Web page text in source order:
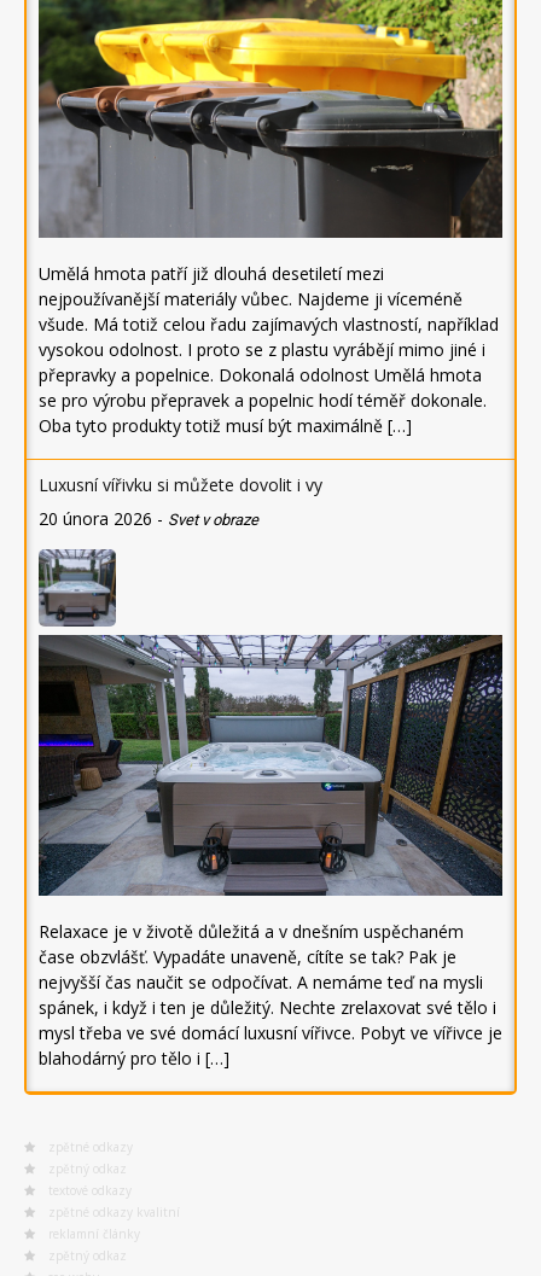
Umělá hmota patří již dlouhá desetiletí mezi
nejpoužívanější materiály vůbec. Najdeme ji víceméně
všude. Má totiž celou řadu zajímavých vlastností, například
vysokou odolnost. I proto se z plastu vyrábějí mimo jiné i
přepravky a popelnice. Dokonalá odolnost Umělá hmota
se pro výrobu přepravek a popelnic hodí téměř dokonale.
Oba tyto produkty totiž musí být maximálně […]
Luxusní vířivku si můžete dovolit i vy
20 února 2026 - Svet v obraze
Relaxace je v životě důležitá a v dnešním uspěchaném
čase obzvlášť. Vypadáte unaveně, cítíte se tak? Pak je
nejvyšší čas naučit se odpočívat. A nemáme teď na mysli
spánek, i když i ten je důležitý. Nechte zrelaxovat své tělo i
mysl třeba ve své domácí luxusní vířivce. Pobyt ve vířivce je
blahodárný pro tělo i […]
zpětné odkazy
zpětný odkaz
textové odkazy
zpětné odkazy kvalitní
reklamní články
zpětný odkaz